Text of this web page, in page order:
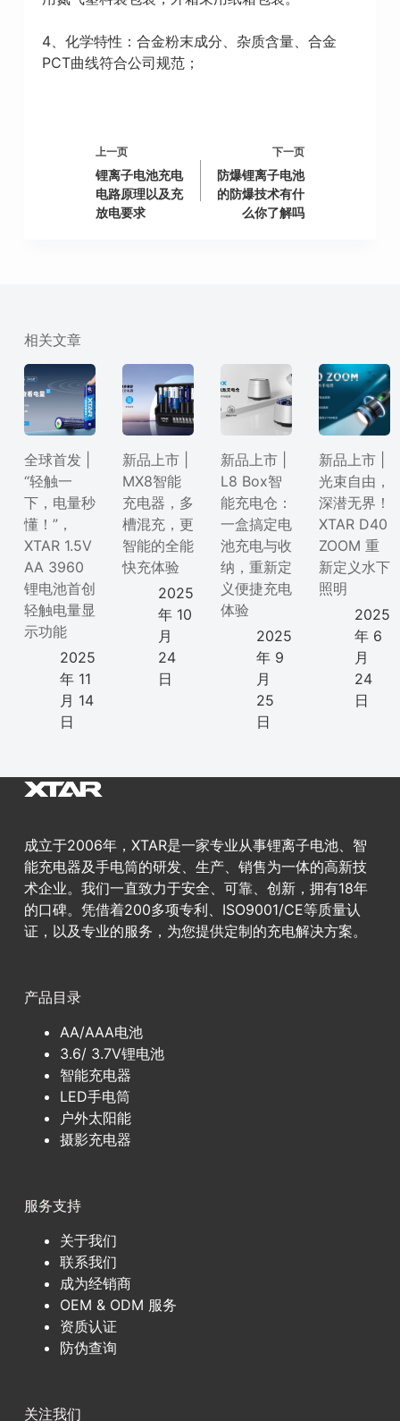
4、化学特性：合金粉末成分、杂质含量、合金
PCT曲线符合公司规范；
上一页
锂离子电池充电
电路原理以及充
放电要求
下一页
防爆锂离子电池
的防爆技术有什
么你了解吗
相关文章
全球首发 |
“轻触一
下，电量秒
懂！”，
XTAR 1.5V
AA 3960
锂电池首创
轻触电量显
示功能
2025
年 11
月 14
日
新品上市 |
MX8智能
充电器，多
槽混充，更
智能的全能
快充体验
2025
年 10
月
24
日
新品上市 |
L8 Box智
能充电仓：
一盒搞定电
池充电与收
纳，重新定
义便捷充电
体验
2025
年 9
月
25
日
新品上市 |
光束自由，
深潜无界！
XTAR D40
ZOOM 重
新定义水下
照明
2025
年 6
月
24
日
成立于2006年，XTAR是一家专业从事锂离子电池、智
能充电器及手电筒的研发、生产、销售为一体的高新技
术企业。我们一直致力于安全、可靠、创新，拥有18年
的口碑。凭借着200多项专利、ISO9001/CE等质量认
证，以及专业的服务，为您提供定制的充电解决方案。
产品目录
AA/AAA电池
3.6/ 3.7V锂电池
智能充电器
LED手电筒
户外太阳能
摄影充电器
服务支持
关于我们
联系我们
成为经销商
OEM & ODM 服务
资质认证
防伪查询
关注我们